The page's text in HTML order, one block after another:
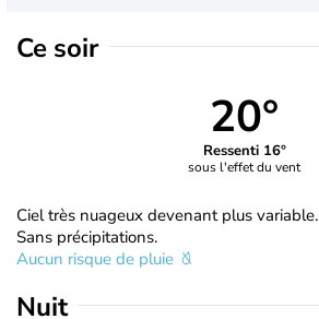
Ce soir
20°
Ressenti 16°
sous l'effet du vent
Ciel très nuageux devenant plus variable.
Sans précipitations.
Aucun risque de pluie
Nuit